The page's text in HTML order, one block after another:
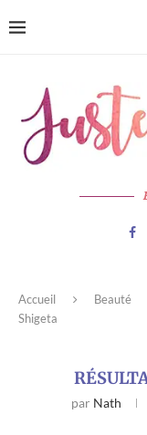
Accueil Beauté
Shigeta
par Nath